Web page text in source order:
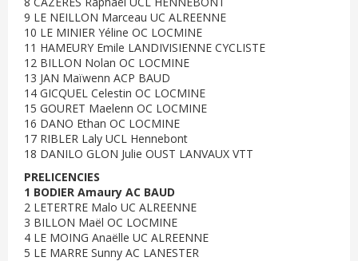
9 LE NEILLON Marceau UC ALREENNE
10 LE MINIER Yéline OC LOCMINE
11 HAMEURY Emile LANDIVISIENNE CYCLISTE
12 BILLON Nolan OC LOCMINE
13 JAN Maïwenn ACP BAUD
14 GICQUEL Celestin OC LOCMINE
15 GOURET Maelenn OC LOCMINE
16 DANO Ethan OC LOCMINE
17 RIBLER Laly UCL Hennebont
18 DANILO GLON Julie OUST LANVAUX VTT
PRELICENCIES
1 BODIER Amaury AC BAUD
2 LETERTRE Malo UC ALREENNE
3 BILLON Maël OC LOCMINE
4 LE MOING Anaëlle UC ALREENNE
5 LE MARRE Sunny AC LANESTER